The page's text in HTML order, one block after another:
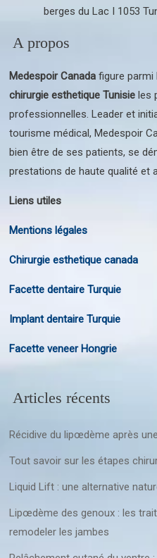
berges du Lac I 1053
A propos
Medespoir Canada figure parmi
chirurgie esthetique Tunisie les
professionnelles. Leader et
tourisme médical, Medespoir
bien être de ses patients, se
prestations de haute qualité et
Liens utiles
Mentions légales
Chirurgie esthetique canada
Facette dentaire Turquie
Implant dentaire Turquie
Facette veneer Hongrie
Articles récents
Récidive du lipœdème après
Tout savoir sur les étapes
Liquid Lift : une alternative
Lipœdème des genoux : les
remodeler les jambes